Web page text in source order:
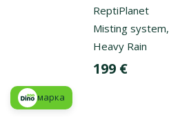
ReptiPlanet
Misting system,
Heavy Rain
Цена
199 €
марка